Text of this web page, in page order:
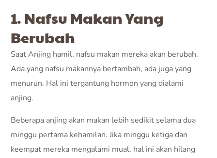
1. Nafsu Makan Yang
Berubah
Saat Anjing hamil, nafsu makan mereka akan berubah.
Ada yang nafsu makannya bertambah, ada juga yang
menurun. Hal ini tergantung hormon yang dialami
anjing.
Beberapa anjing akan makan lebih sedikit selama dua
minggu pertama kehamilan. Jika minggu ketiga dan
keempat mereka mengalami mual, hal ini akan hilang